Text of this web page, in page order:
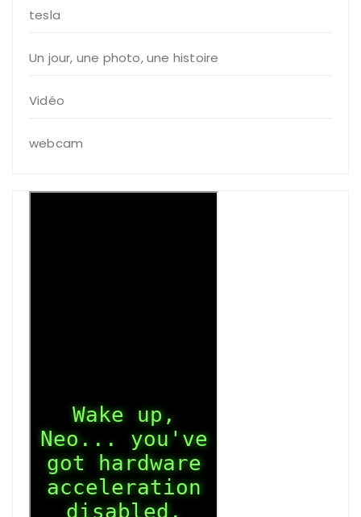
tesla
Un jour, une photo, une histoire
Vidéo
webcam